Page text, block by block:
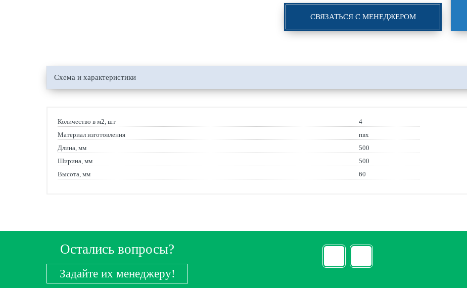
СВЯЗАТЬСЯ С МЕНЕДЖЕРОМ
Схема и характеристики
Количество в м2, шт
4
Материал изготовления
пвх
Длина, мм
500
Ширина, мм
500
Высота, мм
60
Остались вопросы?
Задайте их менеджеру!